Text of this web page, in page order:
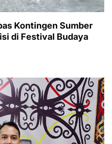
Kontingen Sumber
di Festival Budaya